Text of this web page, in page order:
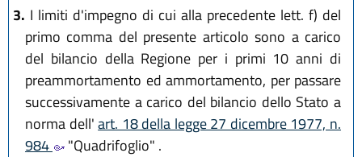
3. I limiti d'impegno di cui alla precedente lett. f) del
primo comma del presente articolo sono a carico
del bilancio della Regione per i primi 10 anni di
preammortamento ed ammortamento, per passare
successivamente a carico del bilancio dello Stato a
norma dell'art. 18 della legge 27 dicembre 1977, n.
984
"Quadrifoglio" .